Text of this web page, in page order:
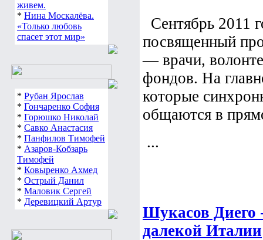
живем.
* Нина Москалёва.
«Только любовь
спасет этот мир»
* Рубан Ярослав
* Гончаренко София
* Горюшко Николай
* Савко Анастасия
* Панфилов Тимофей
* Азаров-Кобзарь
Тимофей
* Ковыренко Ахмед
* Острый Данил
* Маловик Сергей
* Деревицкий Артур
Сентябрь 2011
посвященный
— врачи,
фондов. На
которые
общаются в
...
Шукасов Диего
далекой Италии